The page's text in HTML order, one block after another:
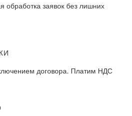
обработка заявок без лишних
договора. Платим НДС